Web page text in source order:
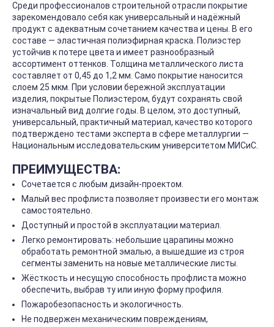
Среди профессионалов строительной отрасли покрытие
зарекомендовало себя как универсальный и надёжный
продукт с адекватным сочетанием качества и цены. В его
составе — эластичная полиэфирная краска. Полиэстер
устойчив к потере цвета и имеет разнообразный
ассортимент оттенков. Толщина металлического листа
составляет от 0,45 до 1,2 мм. Само покрытие наносится
слоем 25 мкм. При условии бережной эксплуатации
изделия, покрытые Полиэстером, будут сохранять свой
изначальный вид долгие годы. В целом, это доступный,
универсальный, практичный материал, качество которого
подтверждено тестами эксперта в сфере металлургии —
Национальным исследовательским университетом МИСиС.
ПРЕИМУЩЕСТВА:
Сочетается с любым дизайн-проектом.
Малый вес профлиста позволяет произвести его монтаж
самостоятельно.
Доступный и простой в эксплуатации материал.
Легко ремонтировать: небольшие царапины можно
обработать ремонтной эмалью, а вышедшие из строя
сегменты заменить на новые металлические листы.
Жёсткость и несущую способность профлиста можно
обеспечить, выбрав ту или иную форму профиля.
Пожаробезопасность и экологичность.
Не подвержен механическим повреждениям,